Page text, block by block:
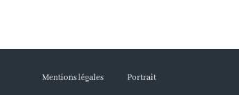
Mentions légales Portrait